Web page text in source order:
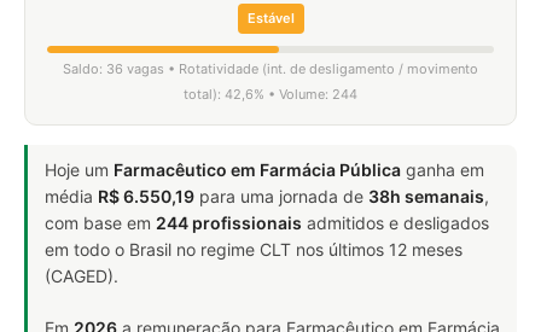
Estável
Saldo: 36 vagas • Rotatividade (int. de desligamento / movimento
total): 42,6% • Volume: 244
Hoje um Farmacêutico em Farmácia Pública ganha em
média R$ 6.550,19 para uma jornada de 38h semanais,
com base em 244 profissionais admitidos e desligados
em todo o Brasil no regime CLT nos últimos 12 meses
(CAGED).
Em 2026 a remuneração para Farmacêutico em Farmácia